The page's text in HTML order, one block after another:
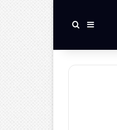
إضافة عمود جانبي
بحث عن